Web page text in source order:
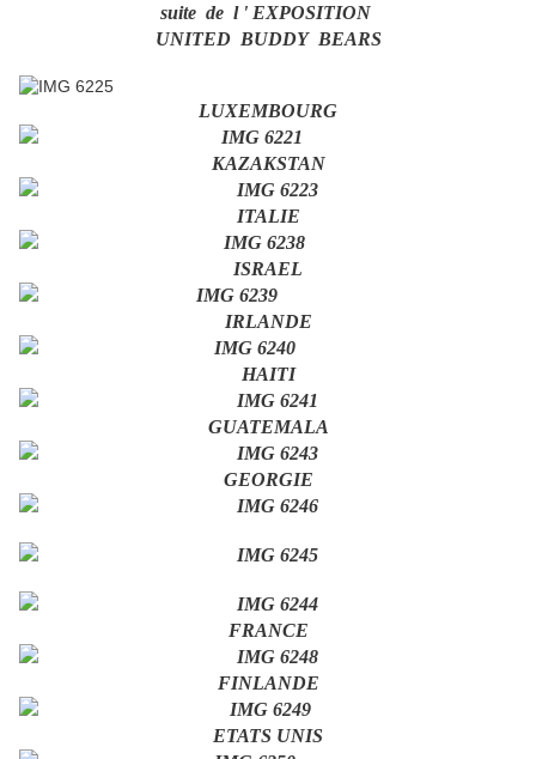
suite de l ' EXPOSITION
UNITED BUDDY BEARS
LUXEMBOURG
KAZAKSTAN
ITALIE
ISRAEL
IRLANDE
HAITI
GUATEMALA
GEORGIE
FRANCE
FINLANDE
ETATS UNIS